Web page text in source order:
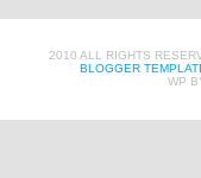
2010 ALL RIGHTS
BLOGGER
WP